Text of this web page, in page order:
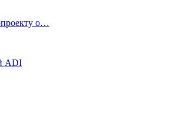
о…
ADI